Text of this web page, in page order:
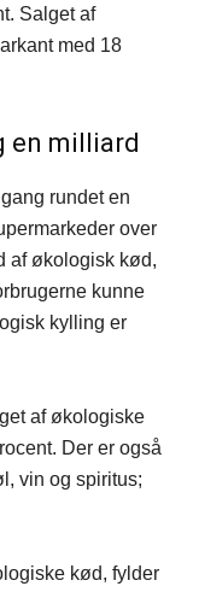
Salget af
med 18
en milliard
rundet en
over
af økologisk kød,
kunne
kylling er
af økologiske
Der er også
vin og spiritus;
kød, fylder